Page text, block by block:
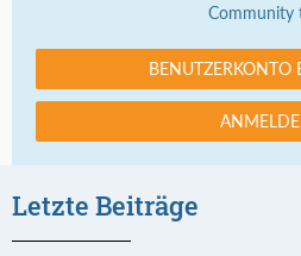
Community
BENUTZERKONTO
Letzte Beiträge